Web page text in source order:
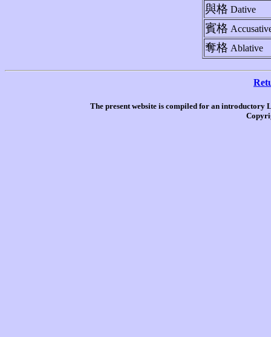
與格 Dative
賓格
奪格 Ablative
The present website is compiled for an introductory